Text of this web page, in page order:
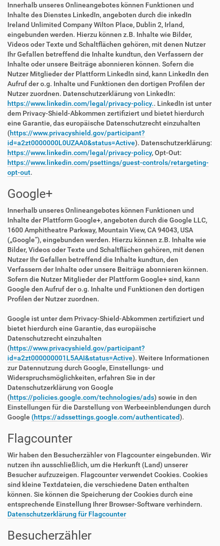
Innerhalb unseres Onlineangebotes können Funktionen und
Inhalte des Dienstes LinkedIn, angeboten durch die inkedIn
Ireland Unlimited Company Wilton Place, Dublin 2, Irland,
eingebunden werden. Hierzu können z.B. Inhalte wie Bilder,
Videos oder Texte und Schaltflächen gehören, mit denen Nutzer
Ihr Gefallen betreffend die Inhalte kundtun, den Verfassern der
Inhalte oder unsere Beiträge abonnieren können. Sofern die
Nutzer Mitglieder der Plattform LinkedIn sind, kann LinkedIn den
Aufruf der o.g. Inhalte und Funktionen den dortigen Profilen der
Nutzer zuordnen. Datenschutzerklärung von LinkedIn:
https://www.linkedin.com/legal/privacy-policy.. LinkedIn ist unter
dem Privacy-Shield-Abkommen zertifiziert und bietet hierdurch
eine Garantie, das europäische Datenschutzrecht einzuhalten
(https://www.privacyshield.gov/participant?
id=a2zt0000000L0UZAA0&status=Active). Datenschutzerklärung:
https://www.linkedin.com/legal/privacy-policy, Opt-Out:
https://www.linkedin.com/psettings/guest-controls/retargeting-
opt-out.
Google+
Innerhalb unseres Onlineangebotes können Funktionen und
Inhalte der Plattform Google+, angeboten durch die Google LLC,
1600 Amphitheatre Parkway, Mountain View, CA 94043, USA
(„Google“), eingebunden werden. Hierzu können z.B. Inhalte wie
Bilder, Videos oder Texte und Schaltflächen gehören, mit denen
Nutzer Ihr Gefallen betreffend die Inhalte kundtun, den
Verfassern der Inhalte oder unsere Beiträge abonnieren können.
Sofern die Nutzer Mitglieder der Plattform Google+ sind, kann
Google den Aufruf der o.g. Inhalte und Funktionen den dortigen
Profilen der Nutzer zuordnen.
Google ist unter dem Privacy-Shield-Abkommen zertifiziert und
bietet hierdurch eine Garantie, das europäische
Datenschutzrecht einzuhalten
(https://www.privacyshield.gov/participant?
id=a2zt000000001L5AAI&status=Active). Weitere Informationen
zur Datennutzung durch Google, Einstellungs- und
Widerspruchsmöglichkeiten, erfahren Sie in der
Datenschutzerklärung von Google
(https://policies.google.com/technologies/ads) sowie in den
Einstellungen für die Darstellung von Werbeeinblendungen durch
Google (https://adssettings.google.com/authenticated).
Flagcounter
Wir haben den Besucherzähler von Flagcounter eingebunden. Wir
nutzen ihn ausschließlich, um die Herkunft (Land) unserer
Besucher aufzuzeigen. Flagcounter verwendet Cookies. Cookies
sind kleine Textdateien, die verschiedene Daten enthalten
können. Sie können die Speicherung der Cookies durch eine
entsprechende Einstellung Ihrer Browser-Software verhindern.
Datenschutzerklärung für Flagcounter
Besucherzähler